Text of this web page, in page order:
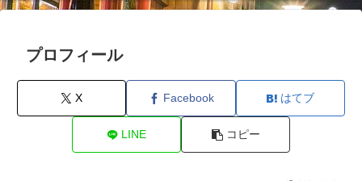
プロフィール
X Facebook はてブ
LINE コピー